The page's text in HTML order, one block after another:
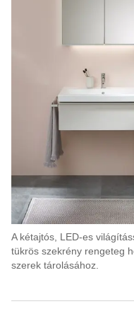
A kétajtós, LED-es
tükrös szekrény rengeteg
szerek tárolásához.